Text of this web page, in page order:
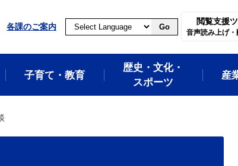
各課のご案内 Go
閲覧支援
音声読み上げ・
子育て・教育
歴史・文化・
スポーツ
産